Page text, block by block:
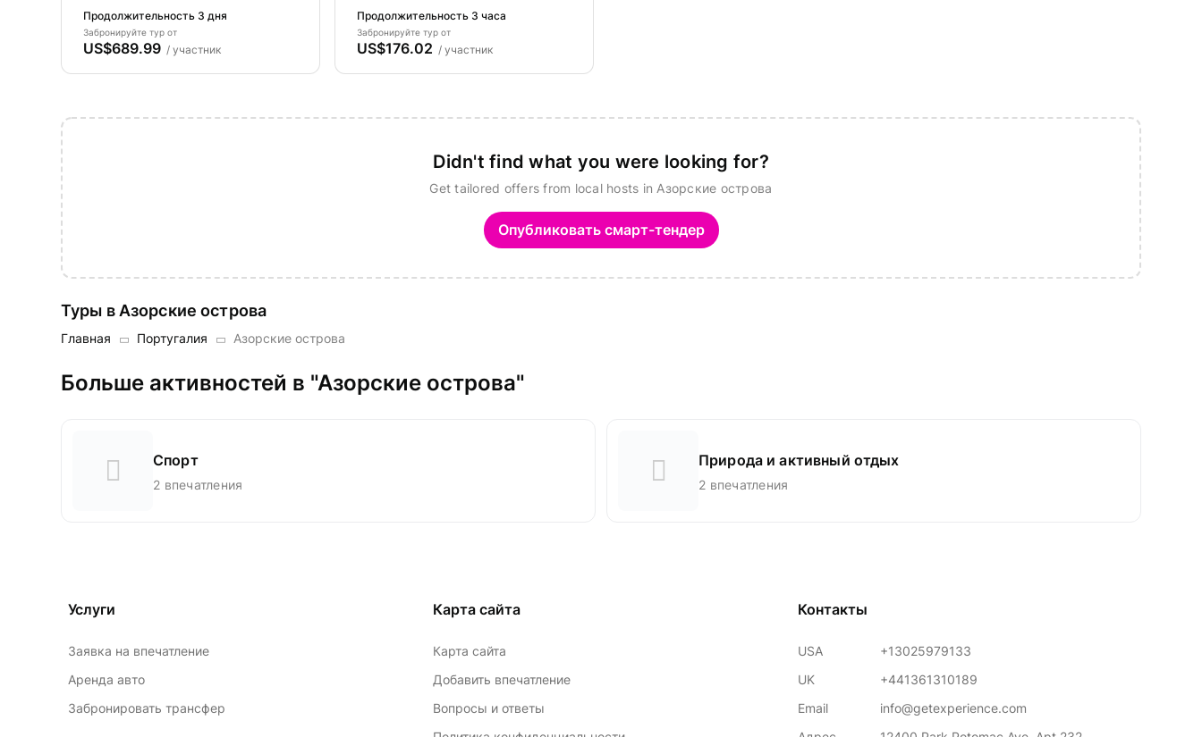
приключение начинается
здесь!
Продолжительность 3 дня
Забронируйте тур от
US$689.99 / участник
Продолжительность 3 часа
Забронируйте тур от
US$176.02 / участник
Didn't find what you were looking for?
Get tailored offers from local hosts in Азорские острова
Опубликовать смарт-тендер
Туры в Азорские острова
Главная Португалия Азорские острова
Больше активностей в "Азорские острова"
Спорт
2 впечатления
Природа и активный отдых
2 впечатления
Услуги
Заявка на впечатление
Аренда авто
Забронировать трансфер
Карта сайта
Карта сайта
Добавить впечатление
Вопросы и ответы
Контакты
USA
+13025979133
UK
+441361310189
Email
info@getexperience.com